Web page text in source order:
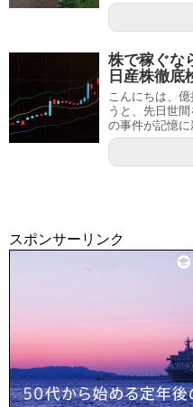
株で稼ぐな
日産株徹底
こんにちは、
うと、先日世
の事件が記憶
スポンサーリンク